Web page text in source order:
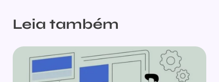
Leia também